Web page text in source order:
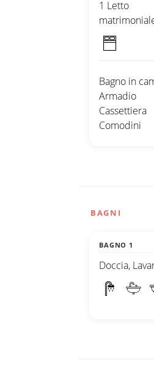
1 Letto
Bagno in
Armadio
Cassettiera
Comodini
BAGNI
BAGNO 1
Doccia,